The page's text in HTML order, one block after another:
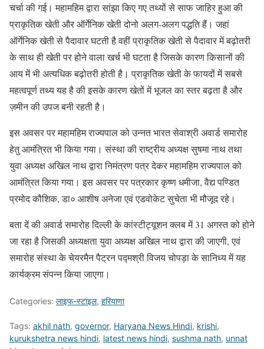
चर्चा की गई। महामहिम द्वारा सांझा किए गए तथ्यों से साफ जाहिर हुआ की
प्राकृतिक खेती और ऑर्गेनिक खेती दोनो अलग-अलग पद्धति हैं। जहां
ऑर्गेनिक खेती से पैदावार घटती है वहीं प्राकृतिक खेती से पैदावार में बढ़ोतरी
के साथ ही खेती पर होने वाला खर्च भी घटता है जिसके कारण किसानों की
आय में भी अत्यधिक बढ़ोतरी होती है। प्राकृतिक खेती के फायदों में सबसे
महत्वपूर्ण तथ्य यह है की इसके कारण खेतों में भूजल का स्तर बढ़ता है और
ज़मीन की उपज बनी रहती है।
इस अवसर पर महामहिम राज्यपाल को उन्नत भारत सेवाश्री अवार्ड समारोह
हेतु आमंत्रित भी किया गया। संस्था की राष्ट्रीय अध्यक्ष सुषमा नाथ तथा
युवा अध्यक्ष अखिल नाथ द्वारा निमंत्रण पत्र देकर महामहिम राज्यपाल को
आमंत्रित किया गया। इस अवसर पर पत्रकार कृष्ण धमीजा, वैद्य पण्डित
प्रमोद कौशिक, डा० आशीष अनेजा एवं एडवोकेट सुचेता भी मौजूद रहे।
बता दें की अवार्ड समारोह दिल्ली के कांस्टीट्यूशन क्लब में 31 अगस्त को होने
जा रहा है जिसकी अध्यक्षता युवा अध्यक्ष अखिल नाथ द्वारा की जाएगी, एवं
समारोह संस्था के चेयरमैन पैट्रन पद्मश्री विजय चोपड़ा के सानिध्य में यह
कार्यक्रम संपन्न किया जाएगा।
Categories: लाइफ-स्टाइल, हरियाणा
Tags: akhil nath, governor, Haryana News Hindi, krishi,
kurukshetra news hindi, latest news hindi, sushma nath, unnat